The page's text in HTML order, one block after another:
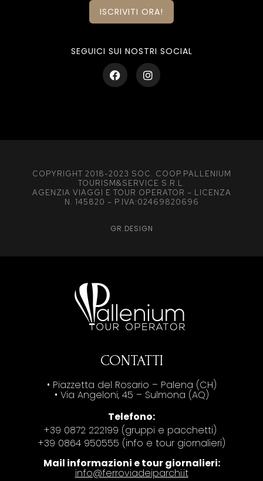
ISCRIVITI ORA!
SEGUICI SUI NOSTRI SOCIAL
COPYRIGHT 2018-2023 SOC. COOP.PALLENIUM
TOURISM&SERVICE S.R.L.
AGENZIA VIAGGI E TOUR OPERATOR – LICENZA
N. 145820 – P.IVA:02469820696
GR.DESIGN
CONTATTI
• Piazzetta del Rosario – Palena (CH)
• Via Angeloni, 45 – Sulmona (AQ)
Telefono:
+39 0872 222199 (gruppi e pacchetti)
+39 0864 950555 (info e tour giornalieri)
Mail informazioni e tour giornalieri:
info@ferroviadeiparchi.it